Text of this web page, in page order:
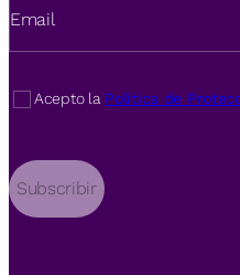
Email
Acepto la Política de
Subscribir